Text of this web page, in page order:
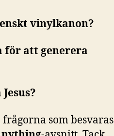
vinylkanon?
för att generera
som besvaras